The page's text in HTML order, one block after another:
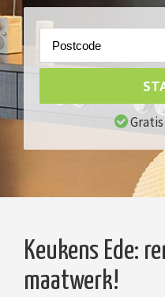
Keukens Ede:
maatwerk!